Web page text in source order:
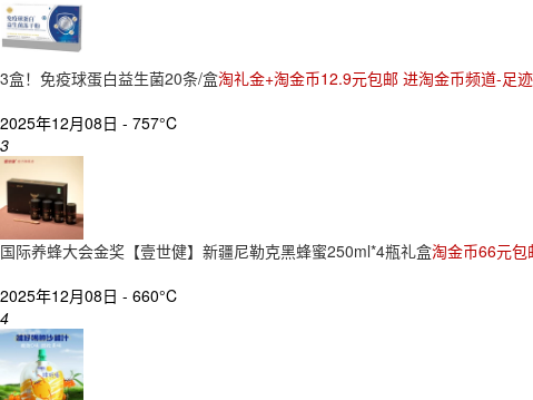
3盒！免疫球蛋白益生菌20条/盒淘礼金+淘金币12.9元包邮 进淘金币频道-足
2025年12月08日 - 757°C
3
国际养蜂大会金奖【壹世健】新疆尼勒克黑蜂蜜250ml*4瓶礼盒淘金币66元
2025年12月08日 - 660°C
4